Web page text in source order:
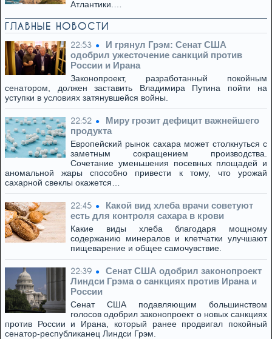
Атлантики.…
ГЛАВНЫЕ НОВОСТИ
22:53
И грянул Грэм: Сенат США
одобрил ужесточение санкций против
России и Ирана
Законопроект, разработанный покойным
сенатором, должен заставить Владимира Путина пойти на
уступки в условиях затянувшейся войны.
22:52
Миру грозит дефицит важнейшего
продукта
Европейский рынок сахара может столкнуться с
заметным сокращением производства.
Сочетание уменьшения посевных площадей и
аномальной жары способно привести к тому, что урожай
сахарной свеклы окажется…
22:45
Какой вид хлеба врачи советуют
есть для контроля сахара в крови
Какие виды хлеба благодаря мощному
содержанию минералов и клетчатки улучшают
пищеварение и общее самочувствие.
22:39
Сенат США одобрил законопроект
Линдси Грэма о санкциях против Ирана и
России
Сенат США подавляющим большинством
голосов одобрил законопроект о новых санкциях
против России и Ирана, который ранее продвигал покойный
сенатор-республиканец Линдси Грэм.